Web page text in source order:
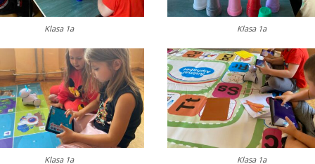
Klasa 1a Klasa 1a
Klasa 1a Klasa 1a